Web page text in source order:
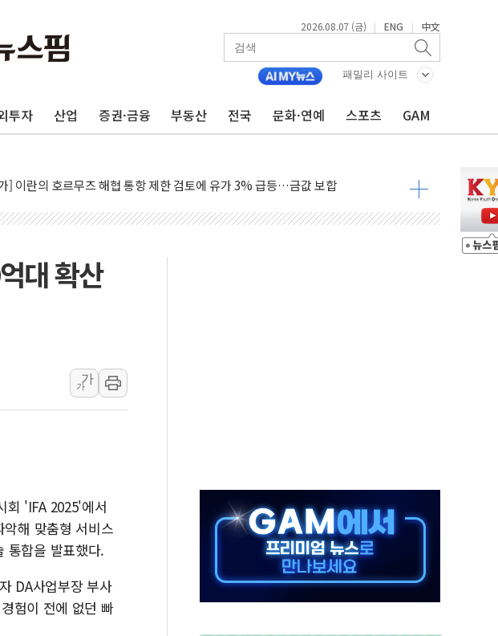
2026.08.07 (금) | ENG | 中文
패밀리 사이트
투자 산업 증권·금융 부동산 전국 문화·연예 스포츠 GAM
'원정출산 시민권 차단' 행정명령 서명…출생시민권 제한 재시동
"이란전 조만간 끝날 것"…군수품 부족설 일축 "막대한 무기 보유"
부담 덜자"…비거주 1주택자 귀환 조짐에 전월세시장 '긴장'
커진 고가 1주택자…맞교환·재매수·다운사이징 '저울질'
, 유가·금리 부담에 하락…다우 5거래일 랠리 '마침표'
만과 호르무즈 해협 재개방 합의 막바지.."美와 직접 협상 없어"
령, 오늘 부동산 정책 점검 2차 회의…주택 공급 대책 막바지 조율할 듯
정치일정] 8월 7일(금)
니아 국방 "러, 우크라 드론으로 나토 회원국 공격 검토… 거짓 깃발 작전"
내주 실리콘밸리서 젠슨 황 재회…로봇·AI 데이터센터·모빌리티 구체화
북한 단거리 탄도미사일 발사에 긴급 안보 점검회의
대 확산
가
가
회 'IFA 2025'에서
해 맞춤형 서비스
통합을 발표했다.
DA사업부장 부사
험이 전에 없던 빠